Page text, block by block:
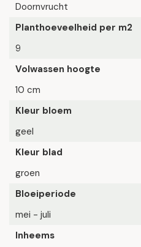
Doornvrucht
Planthoeveelheid per m2
9
Volwassen hoogte
10 cm
Kleur bloem
geel
Kleur blad
groen
Bloeiperiode
mei - juli
Inheems